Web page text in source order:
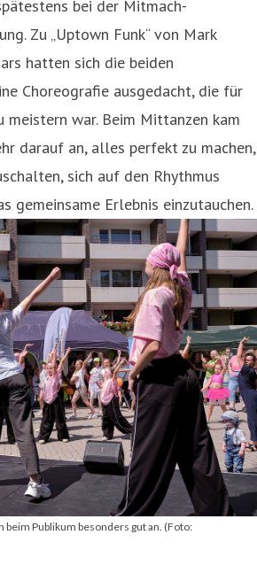
bei der Mitmach-
Zu „Uptown Funk“ von Mark
hatten sich die beiden
Choreografie ausgedacht, die für
meistern war. Beim Mittanzen kam
darauf an, alles perfekt zu machen,
sich auf den Rhythmus
gemeinsame Erlebnis einzutauchen.
Publikum besonders gut an. (Foto: